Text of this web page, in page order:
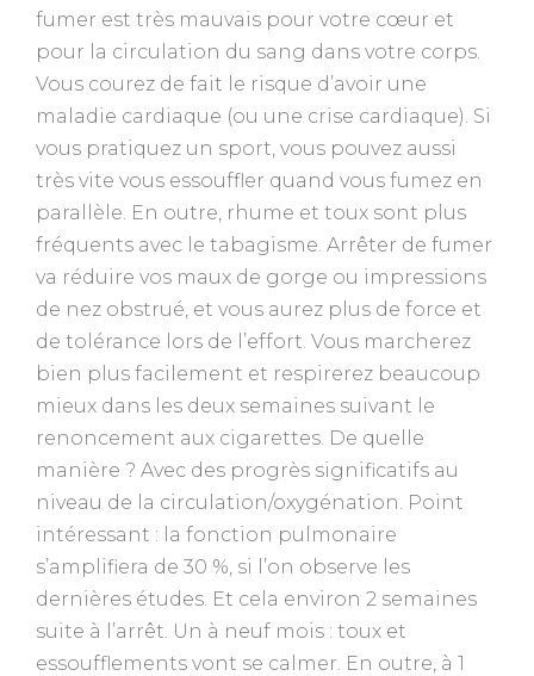
fumer est très mauvais pour votre cœur et
pour la circulation du sang dans votre corps.
Vous courez de fait le risque d’avoir une
maladie cardiaque (ou une crise cardiaque). Si
vous pratiquez un sport, vous pouvez aussi
très vite vous essouffler quand vous fumez en
parallèle. En outre, rhume et toux sont plus
fréquents avec le tabagisme. Arrêter de fumer
va réduire vos maux de gorge ou impressions
de nez obstrué, et vous aurez plus de force et
de tolérance lors de l’effort. Vous marcherez
bien plus facilement et respirerez beaucoup
mieux dans les deux semaines suivant le
renoncement aux cigarettes. De quelle
manière ? Avec des progrès significatifs au
niveau de la circulation/oxygénation. Point
intéressant : la fonction pulmonaire
s’amplifiera de 30 %, si l’on observe les
dernières études. Et cela environ 2 semaines
suite à l’arrêt. Un à neuf mois : toux et
essoufflements vont se calmer. En outre, à 1